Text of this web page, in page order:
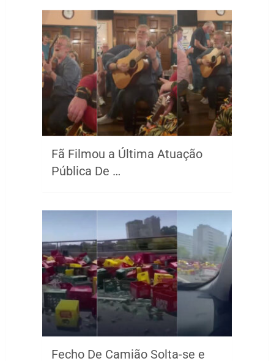
Fã Filmou a Última Atuação
Pública De …
Fecho De Camião Solta-se e